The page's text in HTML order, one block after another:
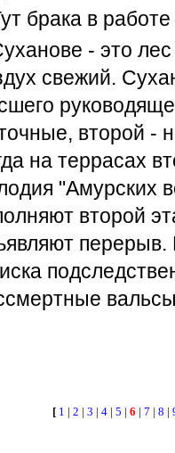
брака в
- это
свежий.
второй -
на террасах
"Амурских
второй
перерыв.
[ 1 | 2 | 3 | 4 | 5 | 6 | 7 | 8 |